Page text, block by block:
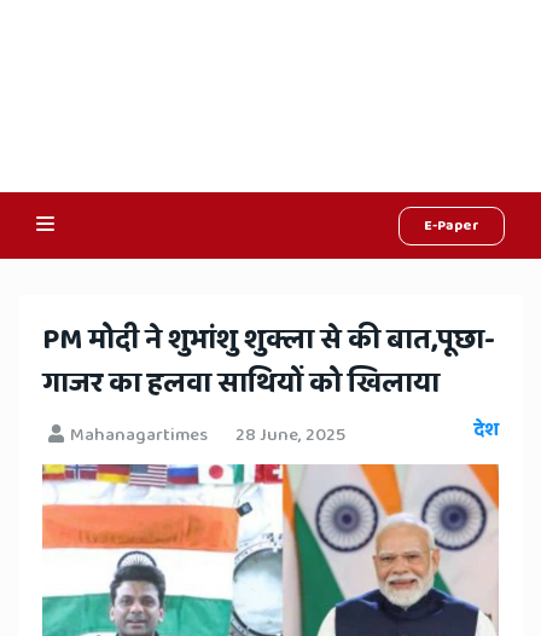
E-Paper
Hindi
News,
Hindi
Samachar,
Jaipur
Rajasthan
News
​PM मोदी ने शुभांशु शुक्ला से की बात,पूछा-
गाजर का हलवा साथियों को खिलाया
Mahanagartimes 28 June, 2025 देश